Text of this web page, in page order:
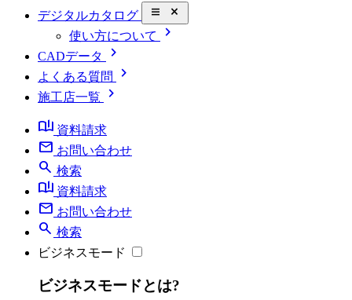
デジタルカタログ close_small
使い方について chevron_right
CADデータ chevron_right
よくある質問 chevron_right
施工店一覧
chevron_right
book_ribbon 資料請求
mail お問い合わせ
search 検索
book_ribbon 資料請求
mail お問い合わせ
search 検索
ビジネスモード
ビジネスモードとは?